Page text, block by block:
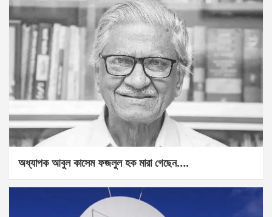
অধ্যাপক আবুল কাসেম ফজলুল হক মারা গেছেন….